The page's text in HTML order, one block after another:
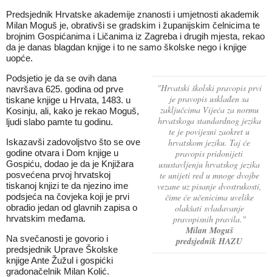
Predsjednik Hrvatske akademije znanosti i umjetnosti akademik
Milan Moguš je, obrativši se gradskim i županijskim čelnicima te
brojnim Gospićanima i Ličanima iz Zagreba i drugih mjesta, rekao
da je danas blagdan knjige i to ne samo školske nego i knjige
uopće.
"Hrvatski školski pravopis prvi
je pravopis usklađen sa
zaključcima Vijeća za normu
hrvatskoga standardnog jezika
te je povijesni zaokret u
hrvatskom jeziku. Taj će
pravopis pridonijeti
usustavljenju hrvatskog jezika
te unijeti red u mnoge dvojbe
vezane uz pisanje dvostrukosti,
čime će učenicima uvelike
olakšati svladavanje
pravopisnih pravila."
Milan Moguš
predsjednik HAZU
Podsjetio je da se ovih dana
navršava 625. godina od prve
tiskane knjige u Hrvata, 1483. u
Kosinju, ali, kako je rekao Moguš,
ljudi slabo pamte tu godinu.
Iskazavši zadovoljstvo što se ove
godine otvara i Dom knjige u
Gospiću, dodao je da je Knjižara
posvećena prvoj hrvatskoj
tiskanoj knjizi te da njezino ime
podsjeća na čovjeka koji je prvi
obradio jedan od glavnih zapisa o
hrvatskim međama.
Na svečanosti je govorio i
predsjednik Uprave Školske
knjige Ante Žužul i gospićki
gradonačelnik Milan Kolić.